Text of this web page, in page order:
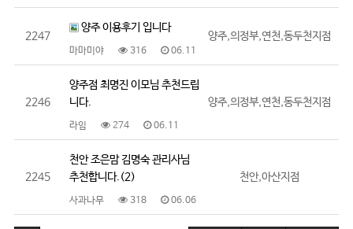
2247
양주 이용후기 입니다
마마미야 316 06.11
양주,의정부,연천,동두천지점
2246
양주점 최명진 이모님 추천드립
니다.
라임 274 06.11
양주,의정부,연천,동두천지점
2245
천안 조은맘 김명숙 관리사님
추천합니다.(2)
사과나무 318 06.06
천안,아산지점